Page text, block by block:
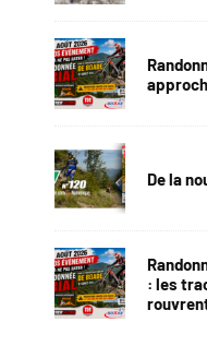
De la
: les